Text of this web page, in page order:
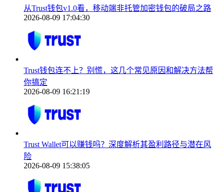
从Trust钱包v1.0看，移动端非托管加密钱包的破局之路
2026-08-09 17:04:30
Trust钱包连不上？别慌，这几个常见原因和解决方法帮
你搞定
2026-08-09 16:21:19
Trust Wallet可以赚钱吗？深度解析其盈利路径与潜在风
险
2026-08-09 15:38:05